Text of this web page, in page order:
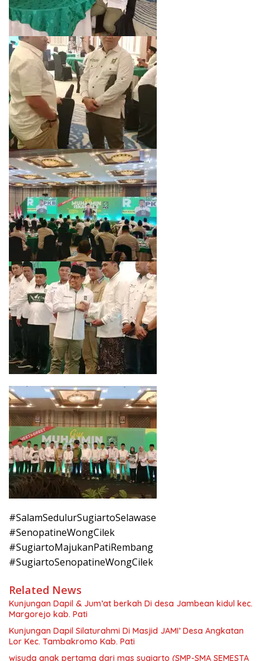
#SalamSedulurSugiartoSelawase
#SenopatineWongCilek
#SugiartoMajukanPatiRembang
#SugiartoSenopatineWongCilek
Related News
Kunjungan Dapil & Jum’at berkah Di desa Jambean kidul kec.
Margorejo kab. Pati
Kunjungan Dapil Silaturahmi Di Masjid JAMI’ Desa Angkatan
Lor Kec. Tambakromo Kab. Pati
wisuda anak pertama dari mas sugiarto (SMP-SMA SEMESTA